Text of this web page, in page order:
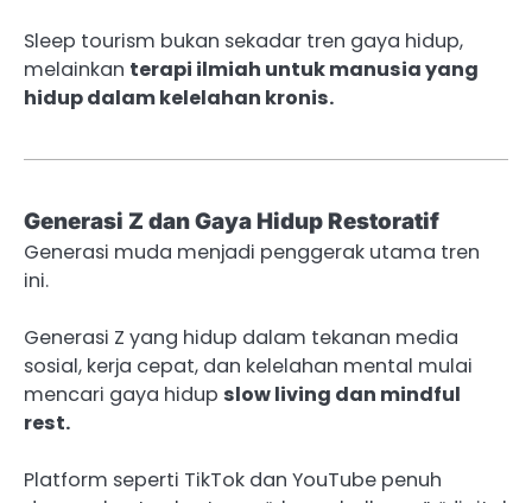
Sleep tourism bukan sekadar tren gaya hidup,
melainkan terapi ilmiah untuk manusia yang
hidup dalam kelelahan kronis.
Generasi Z dan Gaya Hidup Restoratif
Generasi muda menjadi penggerak utama tren
ini.
Generasi Z yang hidup dalam tekanan media
sosial, kerja cepat, dan kelelahan mental mulai
mencari gaya hidup slow living dan mindful
rest.
Platform seperti TikTok dan YouTube penuh